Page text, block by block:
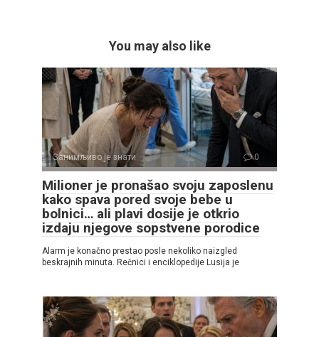
You may also like
Занимљиво је знати 0
Milioner je pronašao svoju zaposlenu
kako spava pored svoje bebe u
bolnici… ali plavi dosije je otkrio
izdaju njegove sopstvene porodice
Alarm je konačno prestao posle nekoliko naizgled
beskrajnih minuta. Rečnici i enciklopedije Lusija je